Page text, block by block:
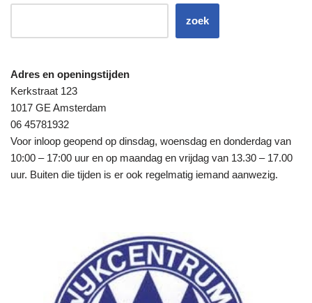
zoek
Adres en openingstijden
Kerkstraat 123
1017 GE Amsterdam
06 45781932
Voor inloop geopend op dinsdag, woensdag en donderdag van
10:00 – 17:00 uur en op maandag en vrijdag van 13.30 – 17.00
uur. Buiten die tijden is er ook regelmatig iemand aanwezig.